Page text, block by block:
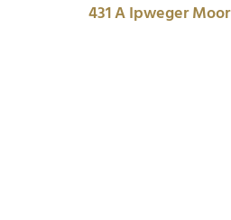
431 A Ipweger Moor